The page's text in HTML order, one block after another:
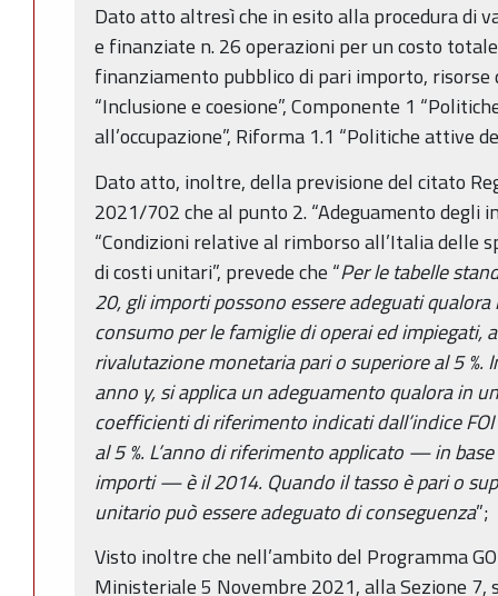
Dato atto altresì che in esito alla procedura di
e finanziate n. 26 operazioni per un costo
finanziamento pubblico di pari importo, risorse
“Inclusione e coesione”, Componente 1
all’occupazione”, Riforma 1.1 “Politiche attive
Dato atto, inoltre, della previsione del citato
2021/702 che al punto 2. “Adeguamento degli
“Condizioni relative al rimborso all’Italia delle
di costi unitari”, prevede che “Per le tabelle
20, gli importi possono essere adeguati qualora
consumo per le famiglie di operai ed impiegati,
rivalutazione monetaria pari o superiore al 5
anno y, si applica un adeguamento qualora in
coefficienti di riferimento indicati dall’indice
al 5 %. L’anno di riferimento applicato — in
importi — è il 2014. Quando il tasso è pari o
unitario può essere adeguato di conseguenza”;
Visto inoltre che nell’ambito del Programma
Ministeriale 5 Novembre 2021, alla Sezione 7,